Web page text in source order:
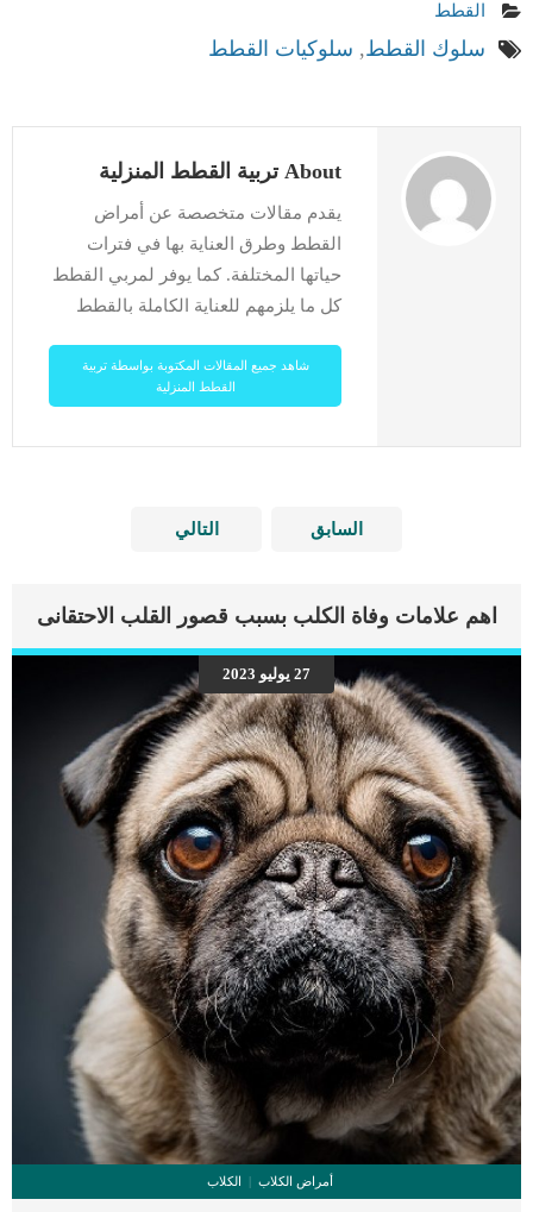
القطط
سلوك القطط, سلوكيات القطط
About تربية القطط المنزلية
يقدم مقالات متخصصة عن أمراض
القطط وطرق العناية بها في فترات
حياتها المختلفة. كما يوفر لمربي القطط
كل ما يلزمهم للعناية الكاملة بالقطط
شاهد جميع المقالات المكتوبة بواسطة تربية
القطط المنزلية
السابق التالي
اهم علامات وفاة الكلب بسبب قصور القلب الاحتقانى
27 يوليو 2023
أمراض الكلاب الكلاب